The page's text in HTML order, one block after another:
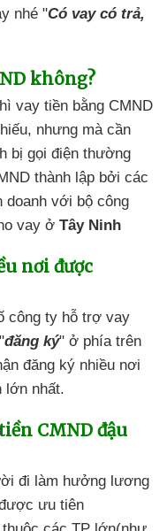
nhé "Có vay có trả,
không?
vay tiền bằng CMND
nhưng màcần
bị gọi điện thường
thành lập bởi các
doanh với bộ công
vay ở Tây Ninh
nơi được
công ty hỗ trợ vay
đăng ký" ở phía trên
đăng ký nhiều nơi
lớn nhất.
CMND đậu
đi làm hưởng lương
ưu tiên